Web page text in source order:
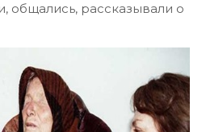
общались, рассказывали о